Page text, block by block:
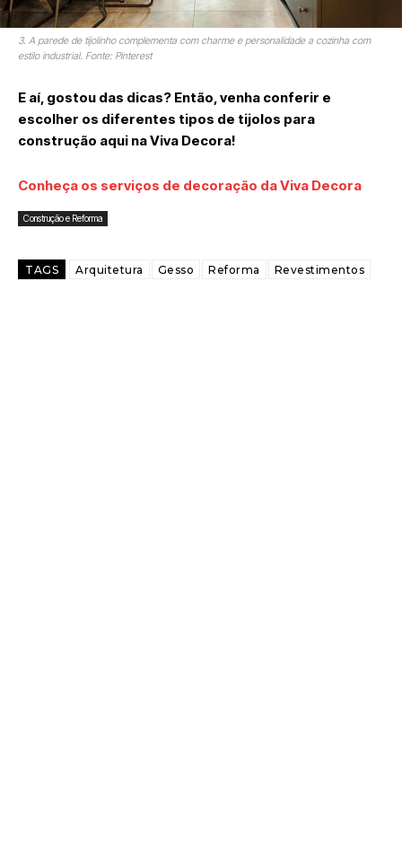
3. A parede de tijolinho complementa com charme e personalidade a cozinha com
estilo industrial. Fonte: Pinterest
E aí, gostou das dicas? Então, venha conferir e
escolher os diferentes tipos de tijolos para
construção aqui na Viva Decora!
Conheça os serviços de decoração da Viva Decora
Construção e Reforma
TAGS Arquitetura Gesso Reforma Revestimentos